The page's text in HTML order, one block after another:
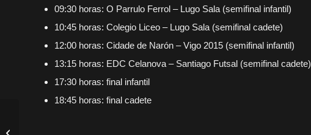
09:30 horas: O Parrulo Ferrol – Lugo Sala (semifinal infantil)
10:45 horas: Colegio Liceo – Lugo Sala (semifinal cadete)
12:00 horas: Cidade de Narón – Vigo 2015 (semifinal infantil)
13:15 horas: EDC Celanova – Santiago Futsal (semifinal cadete)
17:30 horas: final infantil
18:45 horas: final cadete